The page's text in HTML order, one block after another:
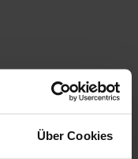
Über Cookies